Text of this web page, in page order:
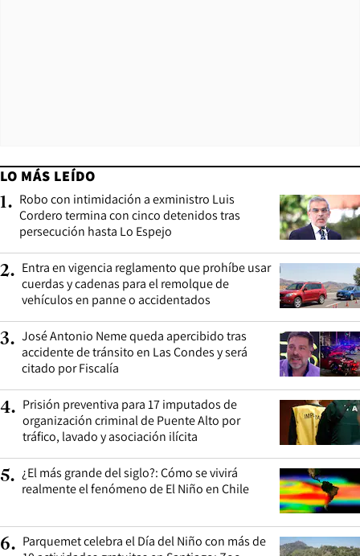
LO MÁS LEÍDO
1. Robo con intimidación a exministro Luis
Cordero termina con cinco detenidos tras
persecución hasta Lo Espejo
2. Entra en vigencia reglamento que prohíbe usar
cuerdas y cadenas para el remolque de
vehículos en panne o accidentados
3. José Antonio Neme queda apercibido tras
accidente de tránsito en Las Condes y será
citado por Fiscalía
4. Prisión preventiva para 17 imputados de
organización criminal de Puente Alto por
tráfico, lavado y asociación ilícita
5. ¿El más grande del siglo?: Cómo se vivirá
realmente el fenómeno de El Niño en Chile
6. Parquemet celebra el Día del Niño con más de